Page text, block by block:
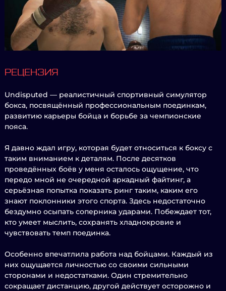
РЕЦЕНЗИЯ
Undisputed — реалистичный спортивный симулятор
бокса, посвящённый профессиональным поединкам,
развитию карьеры бойца и борьбе за чемпионские
пояса.
Я давно ждал игру, которая будет относиться к боксу с
таким вниманием к деталям. После десятков
проведённых боёв у меня осталось ощущение, что
передо мной не очередной аркадный файтинг, а
серьёзная попытка показать ринг таким, каким его
знают поклонники этого спорта. Здесь недостаточно
бездумно осыпать соперника ударами. Побеждает тот,
кто умеет мыслить, сохранять хладнокровие и
чувствовать темп поединка.
Особенно впечатлила работа над бойцами. Каждый из
них ощущается личностью со своими сильными
сторонами и недостатками. Один стремительно
сокращает дистанцию, другой действует осторожно и